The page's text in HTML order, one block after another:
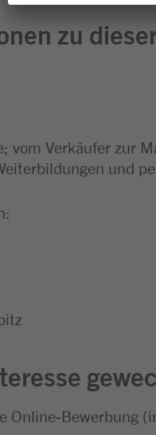
zu
vom Verkäufer zur
und
Online-Bewerbung